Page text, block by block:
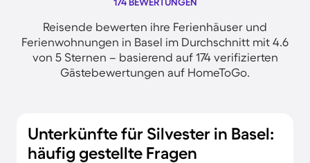
Reisende bewerten ihre Ferienhäuser und
Ferienwohnungen in Basel im Durchschnitt mit 4.6
von 5 Sternen – basierend auf 174 verifizierten
Gästebewertungen auf HomeToGo.
Unterkünfte für Silvester in Basel:
häufig gestellte Fragen